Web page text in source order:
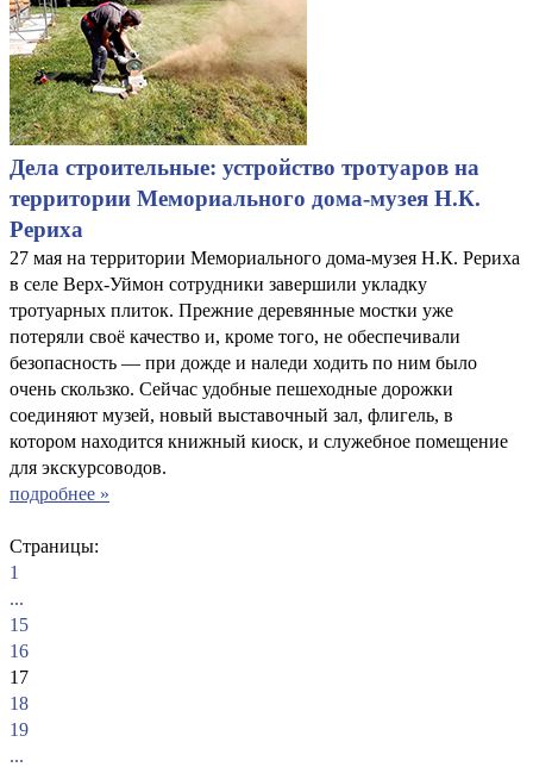
Дела строительные: устройство тротуаров на
территории Мемориального дома-музея Н.К.
Рериха
27 мая на территории Мемориального дома-музея Н.К. Рериха
в селе Верх-Уймон сотрудники завершили укладку
тротуарных плиток. Прежние деревянные мостки уже
потеряли своё качество и, кроме того, не обеспечивали
безопасность — при дожде и наледи ходить по ним было
очень скользко. Сейчас удобные пешеходные дорожки
соединяют музей, новый выставочный зал, флигель, в
котором находится книжный киоск, и служебное помещение
для экскурсоводов.
подробнее »
Страницы:
1
...
15
16
17
18
19
...